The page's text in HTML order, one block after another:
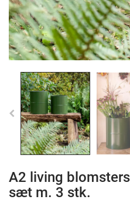
A2 living
sæt m. 3 stk.